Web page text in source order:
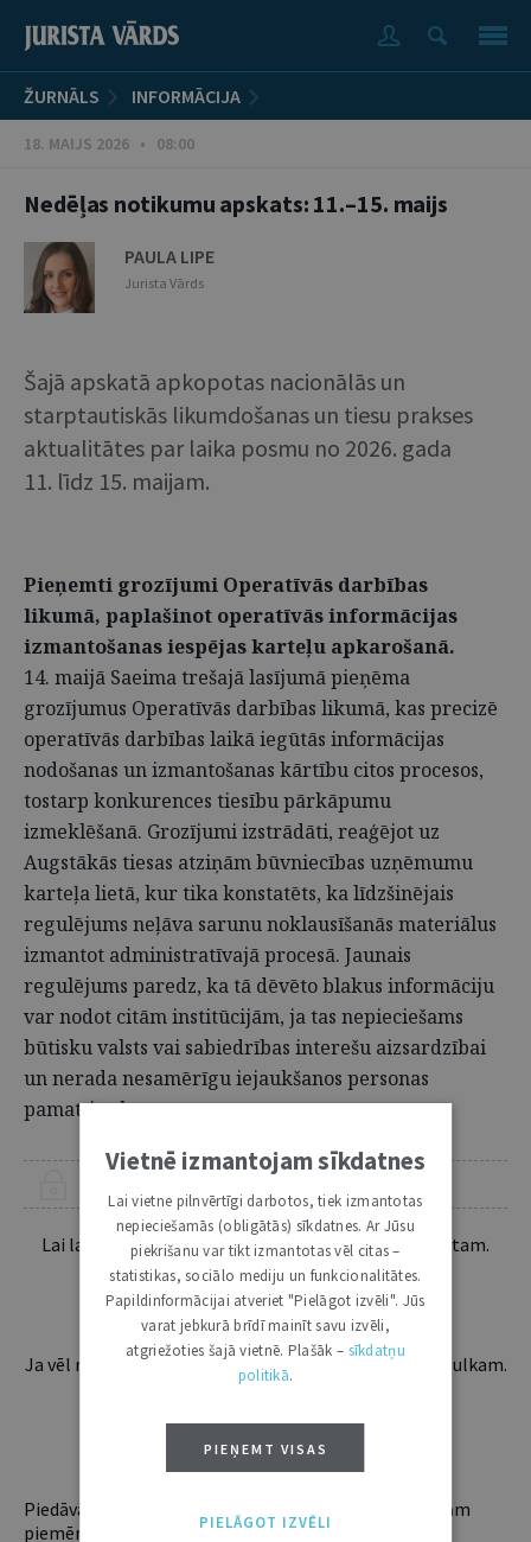
ŽURNĀLS INFORMĀCIJA
18. MAIJS 2026 • 08:00
Nedēļas notikumu apskats: 11.–15. maijs
PAULA LIPE
Jurista Vārds
Šajā apskatā apkopotas nacionālās un
starptautiskās likumdošanas un tiesu prakses
aktualitātes par laika posmu no 2026. gada
11. līdz 15. maijam.
Pieņemti grozījumi Operatīvās darbības
likumā, paplašinot operatīvās informācijas
izmantošanas iespējas karteļu apkarošanā.
14. maijā Saeima trešajā lasījumā pieņēma
grozījumus Operatīvās darbības likumā, kas precizē
operatīvās darbības laikā iegūtās informācijas
nodošanas un izmantošanas kārtību citos procesos,
tostarp konkurences tiesību pārkāpumu
izmeklēšanā. Grozījumi izstrādāti, reaģējot uz
Augstākās tiesas atziņām būvniecības uzņēmumu
karteļa lietā, kur tika konstatēts, ka līdzšinējais
regulējums neļāva sarunu noklausīšanās materiālus
izmantot administratīvajā procesā. Jaunais
regulējums paredz, ka tā dēvēto blakus informāciju
var nodot citām institūcijām, ja tas nepieciešams
būtisku valsts vai sabiedrības interešu aizsardzībai
un nerada nesamērīgu iejaukšanos personas
pamattiesībās.
Lai lasītu šo rakstu tālāk, Tev jābūt žurnāla abonentam.
Esošos abonentus lūdzam autorizēties:
Ja vēl neesi abonents, aicinām pievienoties lasītāju pulkam.
Iegūsi tūlītēju piekļuvi digitālajam saturam!
ABONĒT
Piedāvājam trīs abonementu veidus. Vienam lietotājam
piemērotākais ir "Mazais" (3, 6 un 12 mēnešiem).
Vietnē izmantojam sīkdatnes
Lai vietne pilnvērtīgi darbotos, tiek izmantotas
nepieciešamās (obligātās) sīkdatnes. Ar Jūsu
piekrišanu var tikt izmantotas vēl citas –
statistikas, sociālo mediju un funkcionalitātes.
Papildinformācijai atveriet "Pielāgot izvēli". Jūs
varat jebkurā brīdī mainīt savu izvēli,
atgriežoties šajā vietnē. Plašāk – sīkdatņu
politikā.
PIEŅEMT VISAS
PIELĀGOT IZVĒLI